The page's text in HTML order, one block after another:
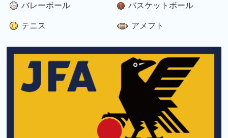
バレーボール バスケットボール
テニス アメフト